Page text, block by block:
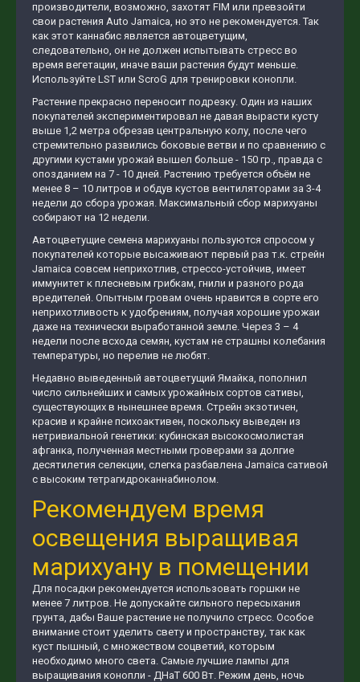
производители, возможно, захотят FIM или превзойти
свои растения Auto Jamaica, но это не рекомендуется. Так
как этот каннабис является автоцветущим,
следовательно, он не должен испытывать стресс во
время вегетации, иначе ваши растения будут меньше.
Используйте LST или ScroG для тренировки конопли.
Растение прекрасно переносит подрезку. Один из наших
покупателей экспериментировал не давая вырасти кусту
выше 1,2 метра обрезав центральную колу, после чего
стремительно развились боковые ветви и по сравнению с
другими кустами урожай вышел больше - 150 гр., правда с
опозданием на 7 - 10 дней. Растению требуется объём не
менее 8 – 10 литров и обдув кустов вентиляторами за 3-4
недели до сбора урожая. Максимальный сбор марихуаны
собирают на 12 недели.
Автоцветущие семена марихуаны пользуются спросом у
покупателей которые высаживают первый раз т.к. стрейн
Jamaica совсем неприхотлив, стрессо-устойчив, имеет
иммунитет к плесневым грибкам, гнили и разного рода
вредителей. Опытным гровам очень нравится в сорте его
неприхотливость к удобрениям, получая хорошие урожаи
даже на технически выработанной земле. Через 3 – 4
недели после всхода семян, кустам не страшны колебания
температуры, но перелив не любят.
Недавно выведенный автоцветущий Ямайка, пополнил
число сильнейших и самых урожайных сортов сативы,
существующих в нынешнее время. Стрейн экзотичен,
красив и крайне психоактивен, поскольку выведен из
нетривиальной генетики: кубинская высокосмолистая
афганка, полученная местными гроверами за долгие
десятилетия селекции, слегка разбавлена Jamaica сативой
с высоким тетрагидроканнабинолом.
Рекомендуем время
освещения выращивая
марихуану в помещении
Для посадки рекомендуется использовать горшки не
менее 7 литров. Не допускайте сильного пересыхания
грунта, дабы Ваше растение не получило стресс. Особое
внимание стоит уделить свету и пространству, так как
куст пышный, с множеством соцветий, которым
необходимо много света. Самые лучшие лампы для
выращивания конопли - ДНаТ 600 Вт. Режим день, ночь